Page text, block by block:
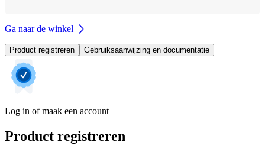
Ga naar de winkel
Product registreren Gebruiksaanwijzing en documentatie
Log in of maak een account
Product registreren